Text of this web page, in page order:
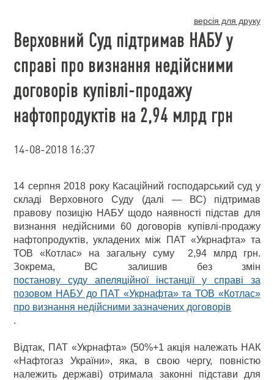
версія для друку
Верховний Суд підтримав НАБУ у
справі про визнання недійсними
договорів купівлі-продажу
нафтопродуктів на 2,94 млрд грн
14-08-2018 16:37
14 серпня 2018 року Касаційний господарський суд у
складі Верховного Суду (далі — ВС) підтримав
правову позицію НАБУ щодо наявності підстав для
визнання недійсними 60 договорів купівлі-продажу
нафтопродуктів, укладених між ПАТ «Укрнафта» та
ТОВ «Котлас» на загальну суму 2,94 млрд грн.
Зокрема, ВС залишив без змін
постанову суду апеляційної інстанції у справі за
позовом НАБУ до ПАТ «Укрнафта» та ТОВ «Котлас»
про визнання недійсними зазначених договорів
.
Відтак, ПАТ «Укрнафта» (50%+1 акція належать НАК
«Нафтогаз України», яка, в свою чергу, повністю
належить державі) отримала законні підстави для